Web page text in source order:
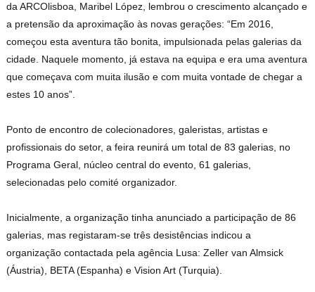
da ARCOlisboa, Maribel López, lembrou o crescimento alcançado e
a pretensão da aproximação às novas gerações: “Em 2016,
começou esta aventura tão bonita, impulsionada pelas galerias da
cidade. Naquele momento, já estava na equipa e era uma aventura
que começava com muita ilusão e com muita vontade de chegar a
estes 10 anos”.
Ponto de encontro de colecionadores, galeristas, artistas e
profissionais do setor, a feira reunirá um total de 83 galerias, no
Programa Geral, núcleo central do evento, 61 galerias,
selecionadas pelo comité organizador.
Inicialmente, a organização tinha anunciado a participação de 86
galerias, mas registaram-se três desistências indicou a
organização contactada pela agência Lusa: Zeller van Almsick
(Áustria), BETA (Espanha) e Vision Art (Turquia).